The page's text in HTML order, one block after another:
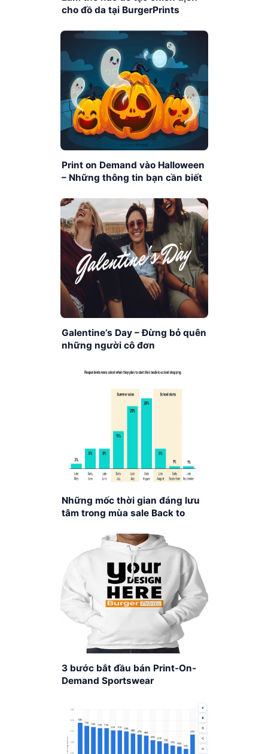
cho đồ da tại BurgerPrints
Print on Demand vào Halloween
– Những thông tin bạn cần biết
Galentine’s Day – Đừng bỏ quên
những người cô đơn
Những mốc thời gian đáng lưu
tâm trong mùa sale Back to
3 bước bắt đầu bán Print-On-
Demand Sportswear